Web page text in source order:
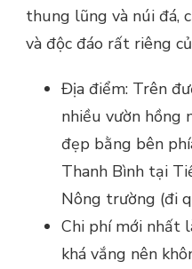
thung lũng và núi đá,
và độc đáo rất riêng
Địa điểm: Trên
nhiều vườn hồng
đẹp bằng bên
Thanh Bình tại
Nông trường (đi
Chi phí mới nhất
khá vắng nên